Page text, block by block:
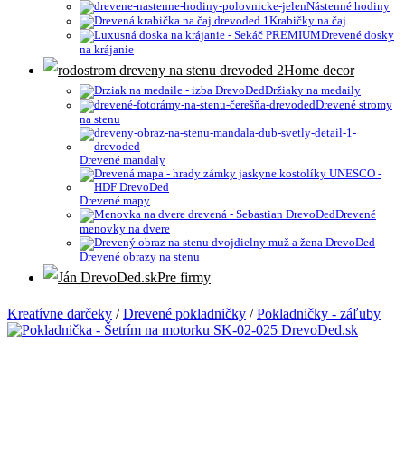
Nástenné hodiny
Krabičky na čaj
Drevené dosky
na krájanie
Home decor
Držiaky na medaily
Drevené stromy
na stenu
Drevené mandaly
Drevené mapy
Drevené
menovky na dvere
Drevené obrazy na stenu
Pre firmy
Kreatívne darčeky / Drevené pokladničky / Pokladničky - záľuby